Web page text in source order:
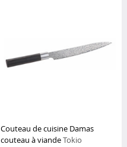
Couteau de cuisine Damas
couteau à viandeTokio